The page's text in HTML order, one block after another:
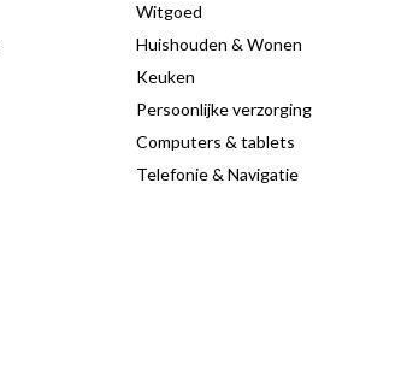
Witgoed
Huishouden & Wonen
Keuken
Persoonlijke verzorging
Computers & tablets
Telefonie & Navigatie